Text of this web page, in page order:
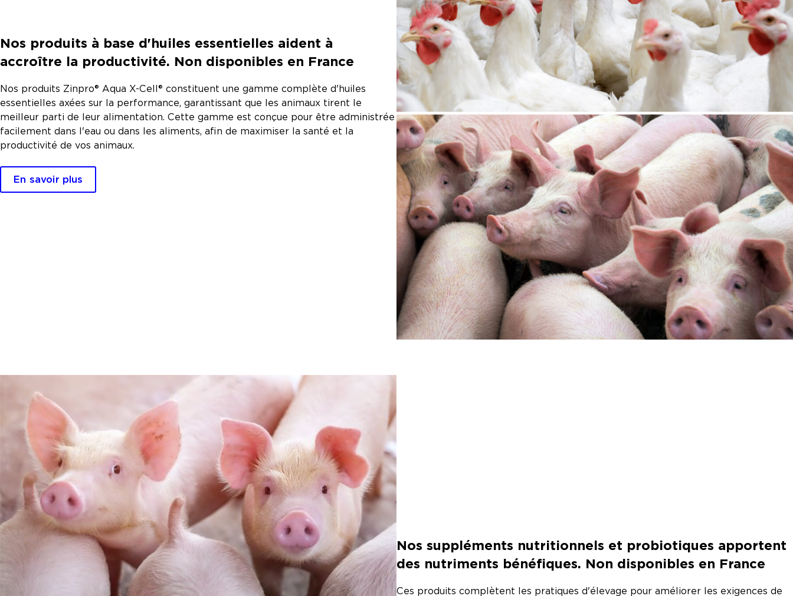
Nos produits à base d'huiles essentielles aident à
accroître la productivité. Non disponibles en France
Nos produits Zinpro® Aqua X-Cell® constituent une gamme complète d'huiles
essentielles axées sur la performance, garantissant que les animaux tirent le
meilleur parti de leur alimentation. Cette gamme est conçue pour être administrée
facilement dans l'eau ou dans les aliments, afin de maximiser la santé et la
productivité de vos animaux.
En savoir plus
Nos suppléments nutritionnels et probiotiques apportent
des nutriments bénéfiques. Non disponibles en France
Ces produits complètent les pratiques d'élevage pour améliorer les exigences de